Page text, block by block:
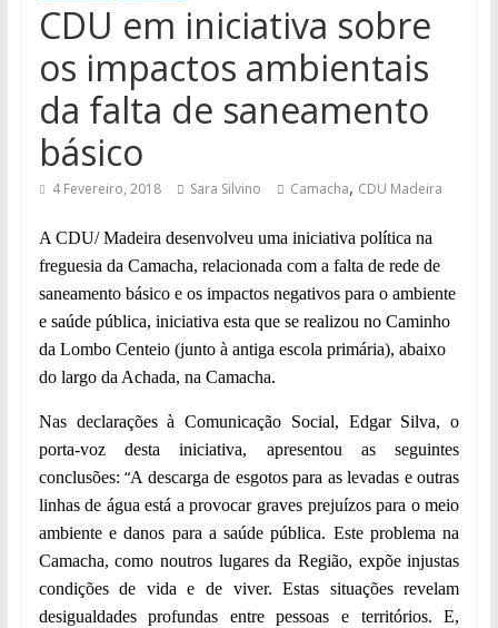
CDU em iniciativa sobre
os impactos ambientais
da falta de saneamento
básico
4 Fevereiro, 2018 Sara Silvino Camacha, CDU Madeira
A CDU/ Madeira desenvolveu uma iniciativa política na
freguesia da Camacha, relacionada com a falta de rede de
saneamento básico e os impactos negativos para o ambiente
e saúde pública, iniciativa esta que se realizou no Caminho
da Lombo Centeio (junto à antiga escola primária), abaixo
do largo da Achada, na Camacha.
Nas declarações à Comunicação Social, Edgar Silva, o
porta-voz desta iniciativa, apresentou as seguintes
conclusões:“A descarga de esgotos para as levadas e outras
linhas de água está a provocar graves prejuízos para o meio
ambiente e danos para a saúde pública. Este problema na
Camacha, como noutros lugares da Região, expõe injustas
condições de vida e de viver. Estas situações revelam
desigualdades profundas entre pessoas e territórios. E,